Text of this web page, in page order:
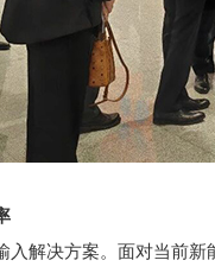
决方案。面对当前新